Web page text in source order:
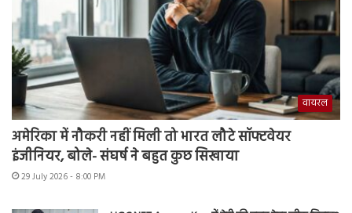
वायरल
अमेरिका में नौकरी नहीं मिली तो भारत लौटे सॉफ्टवेयर
इंजीनियर, बोले- संघर्ष ने बहुत कुछ सिखाया
29 July 2026 - 8:00 PM